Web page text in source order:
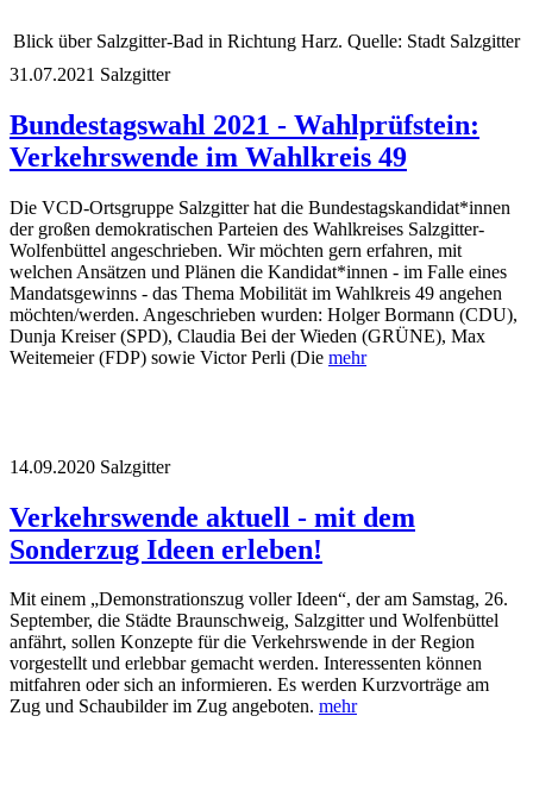
Blick über Salzgitter-Bad in Richtung Harz. Quelle: Stadt Salzgitter
31.07.2021 Salzgitter
Bundestagswahl 2021 - Wahlprüfstein:
Verkehrswende im Wahlkreis 49
Die VCD-Ortsgruppe Salzgitter hat die Bundestagskandidat*innen
der großen demokratischen Parteien des Wahlkreises Salzgitter-
Wolfenbüttel angeschrieben. Wir möchten gern erfahren, mit
welchen Ansätzen und Plänen die Kandidat*innen - im Falle eines
Mandatsgewinns - das Thema Mobilität im Wahlkreis 49 angehen
möchten/werden. Angeschrieben wurden: Holger Bormann (CDU),
Dunja Kreiser (SPD), Claudia Bei der Wieden (GRÜNE), Max
Weitemeier (FDP) sowie Victor Perli (Die mehr
14.09.2020 Salzgitter
Verkehrswende aktuell - mit dem
Sonderzug Ideen erleben!
Mit einem „Demonstrationszug voller Ideen“, der am Samstag, 26.
September, die Städte Braunschweig, Salzgitter und Wolfenbüttel
anfährt, sollen Konzepte für die Verkehrswende in der Region
vorgestellt und erlebbar gemacht werden. Interessenten können
mitfahren oder sich an informieren. Es werden Kurzvorträge am
Zug und Schaubilder im Zug angeboten. mehr